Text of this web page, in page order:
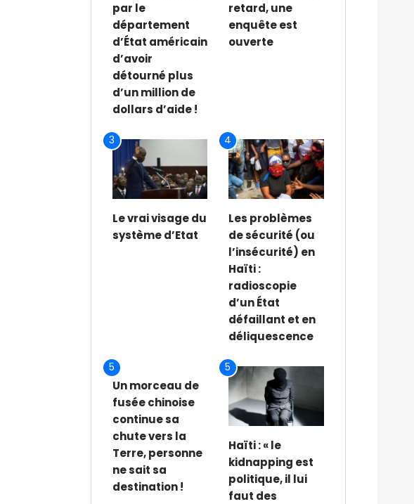
par le
département
d’État américain
d’avoir
détourné plus
d’un million de
dollars d’aide !
retard, une
enquête est
ouverte
3
Le vrai visage du
système d’Etat
4
Les problèmes
de sécurité (ou
l’insécurité) en
Haïti :
radioscopie
d’un État
défaillant et en
déliquescence
5
Un morceau de
fusée chinoise
continue sa
chute vers la
Terre, personne
ne sait sa
destination !
5
Haïti : « le
kidnapping est
politique, il lui
faut des